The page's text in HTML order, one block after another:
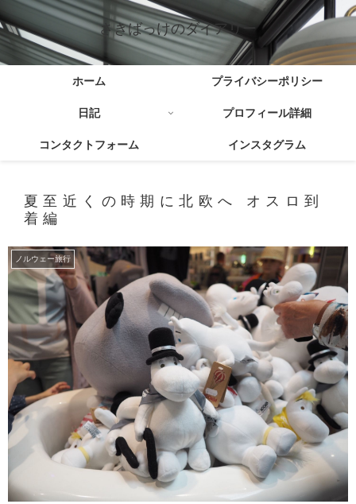
さきばっけのダイアリー
ホーム プライバシーポリシー
日記 プロフィール詳細
コンタクトフォーム インスタグラム
夏至近くの時期に北欧へ オスロ到
着編
ノルウェー旅行